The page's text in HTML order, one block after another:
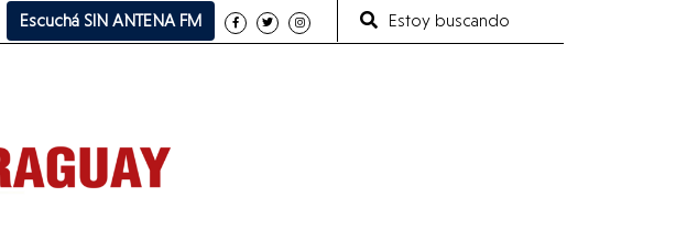
Escuchá SIN ANTENA FM Estoy buscando